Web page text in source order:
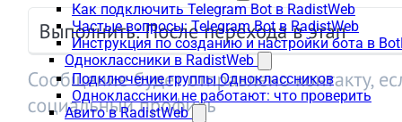
Как подключить Telegram Bot в RadistWeb
Частые вопросы: Telegram Bot в RadistWeb
Инструкция по созданию и настройки бота в
Одноклассники в RadistWeb
Подключение группы Одноклассников
Одноклассники не работают: что проверить
Авито в RadistWeb